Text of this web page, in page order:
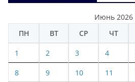
Июнь 2026
ПН
ВТ СР ЧТ
1 2 3 4
8 9 10 11